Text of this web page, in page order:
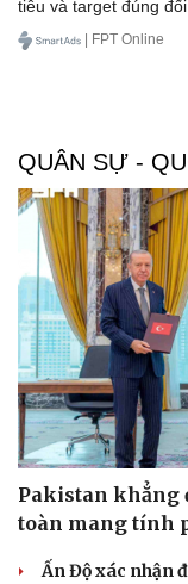
tiêu và target đúng
| FPT Online
QUÂN SỰ -
Pakistan khẳng
toàn mang tính
Ấn Độ xác nhận